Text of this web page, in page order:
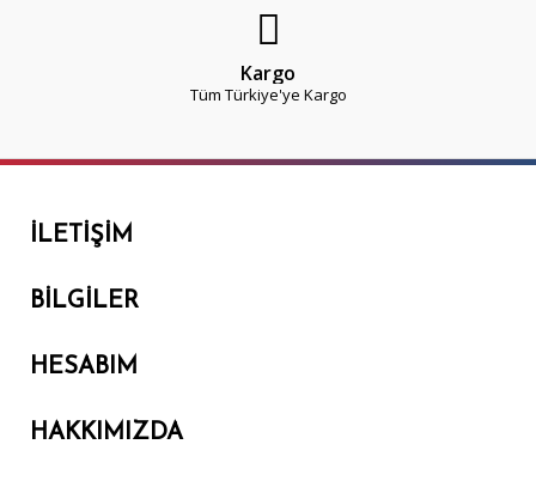
Kargo
Tüm Türkiye'ye Kargo
İLETIŞIM
BILGILER
HESABIM
HAKKIMIZDA